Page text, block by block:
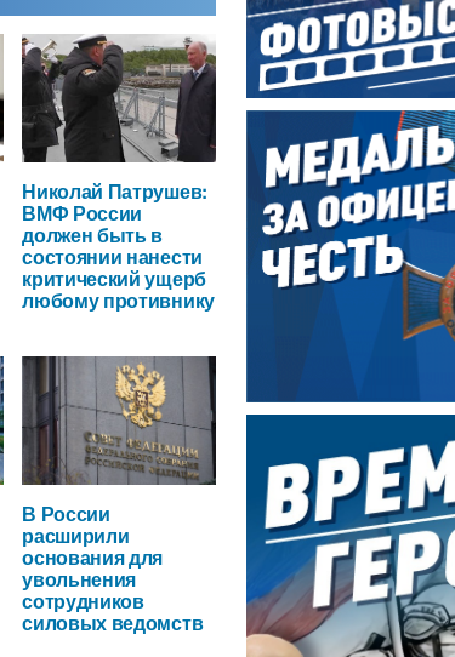
Николай Патрушев:
ВМФ России
должен быть в
состоянии нанести
критический ущерб
любому противнику
В России
расширили
основания для
увольнения
сотрудников
силовых ведомств